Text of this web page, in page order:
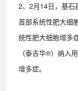
2、2月14日，基石
首部系统性肥大
统性肥大细胞增多
（泰吉华®）纳入
增多症。